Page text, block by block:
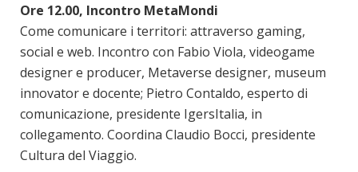
Ore 12.00, Incontro MetaMondi
Come comunicare i territori: attraverso gaming,
social e web. Incontro con Fabio Viola, videogame
designer e producer, Metaverse designer, museum
innovator e docente; Pietro Contaldo, esperto di
comunicazione, presidente IgersItalia, in
collegamento. Coordina Claudio Bocci, presidente
Cultura del Viaggio.